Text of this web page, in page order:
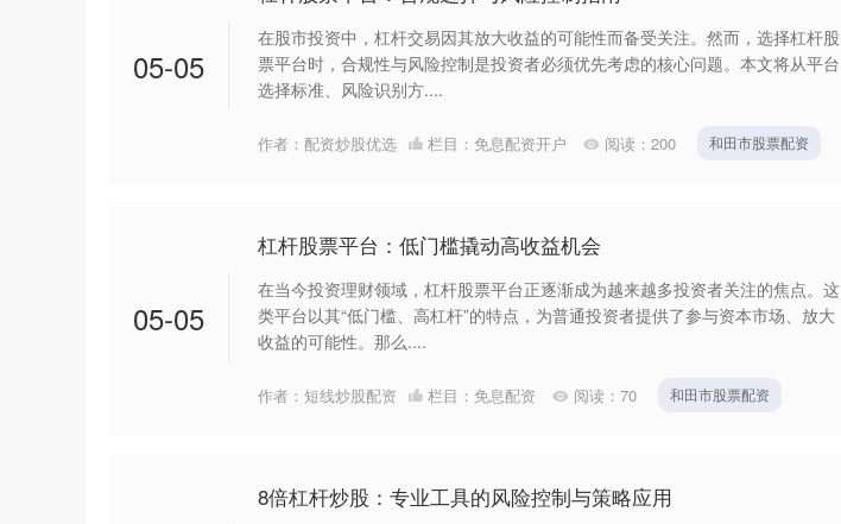
05-05
在股市投资中，杠杆交易因其放大收益的可能性而备受关注。然而，选择杠杆股
票平台时，合规性与风险控制是投资者必须优先考虑的核心问题。本文将从平台
选择标准、风险识别方....
作者：配资炒股优选 栏目： 免息配资开户 阅读： 200 和田市股票配资
05-05
杠杆股票平台：低门槛撬动高收益机会
在当今投资理财领域，杠杆股票平台正逐渐成为越来越多投资者关注的焦点。这
类平台以其“低门槛、高杠杆”的特点，为普通投资者提供了参与资本市场、放大
收益的可能性。那么....
作者：短线炒股配资 栏目： 免息配资 阅读： 70 和田市股票配资
8倍杠杆炒股：专业工具的风险控制与策略应用